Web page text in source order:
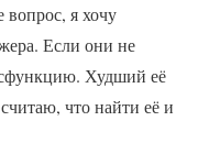
вопрос, я хочу
Если они не
Худший её
что найти её и